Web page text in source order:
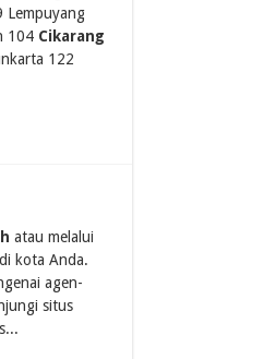
Lempuyang
104 Cikarang
122
atau melalui
kota Anda.
agen-
situs